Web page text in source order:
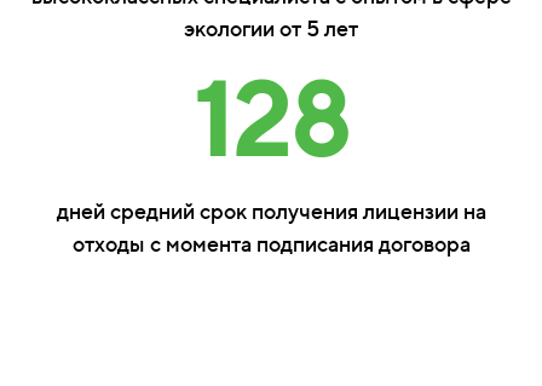
экологии от 5 лет
128
дней средний срок получения лицензии на
отходы с момента подписания договора